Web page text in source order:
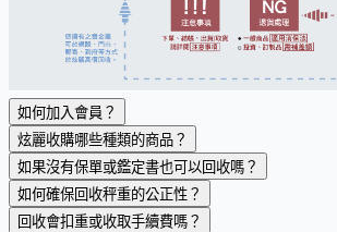
如何加入會員？
炫麗收購哪些種類的商品？
如果沒有保單或鑑定書也可以回收嗎？
如何確保回收秤重的公正性？
回收會扣重或收取手續費嗎？